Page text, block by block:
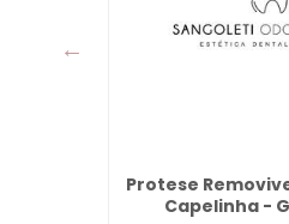
Protese
Capelinha -